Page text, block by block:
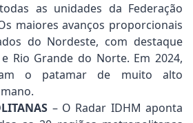
as unidades da Federação
maiores avanços proporcionais
do Nordeste, com destaque
Rio Grande do Norte. Em 2024,
o patamar de muito alto
– O Radar IDHM aponta